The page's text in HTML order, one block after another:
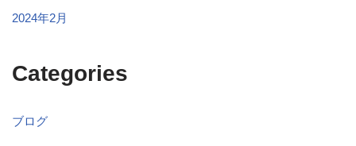
2024年2月
Categories
ブログ